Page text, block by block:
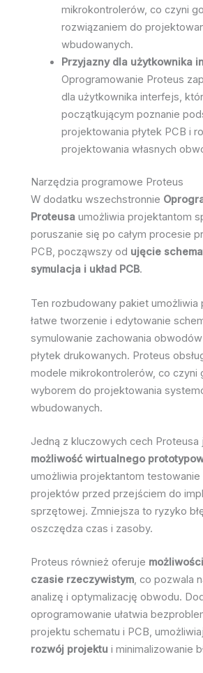
mikrokontrolerów, co czyni
rozwiązaniem do
wbudowanych.
Przyjazny dla użytkownika
Oprogramowanie Proteus
dla użytkownika interfejs,
początkującym poznanie
projektowania płytek PCB i
projektowania własnych
Narzędzia programowe Proteus
W dodatku wszechstronnie
Proteusa umożliwia projektantom
poruszanie się po całym procesie
PCB, począwszy od ujęcie
symulacja i układ PCB.
Ten rozbudowany pakiet umożliwia
łatwe tworzenie i edytowanie
symulowanie zachowania obwodów
płytek drukowanych. Proteus
modele mikrokontrolerów, co czyni
wyborem do projektowania
wbudowanych.
Jedną z kluczowych cech Proteusa
możliwość wirtualnego
umożliwia projektantom testowanie
projektów przed przejściem do
sprzętowej. Zmniejsza to ryzyko
oszczędza czas i zasoby.
Proteus również oferuje
czasie rzeczywistym, co pozwala
analizę i optymalizację obwodu.
oprogramowanie ułatwia
projektu schematu i PCB,
rozwój projektu i minimalizowanie